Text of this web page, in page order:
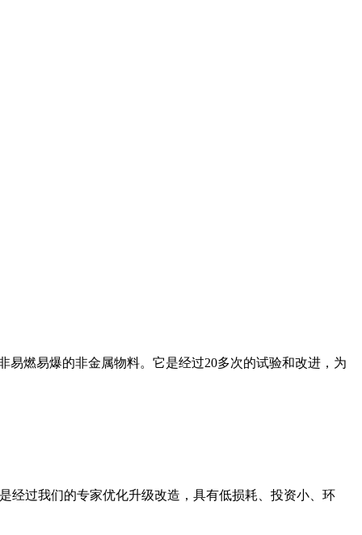
燃易爆的非金属物料。它是经过20多次的试验和改进，为
经过我们的专家优化升级改造，具有低损耗、投资小、环